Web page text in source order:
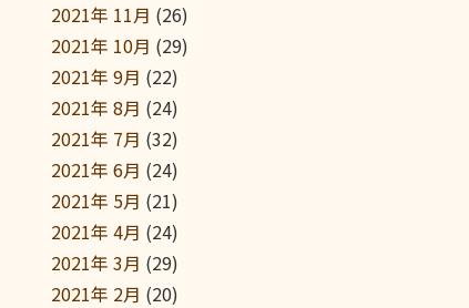
2021年 11月 (26)
2021年 10月 (29)
2021年 9月 (22)
2021年 8月 (24)
2021年 7月 (32)
2021年 6月 (24)
2021年 5月 (21)
2021年 4月 (24)
2021年 3月 (29)
2021年 2月 (20)